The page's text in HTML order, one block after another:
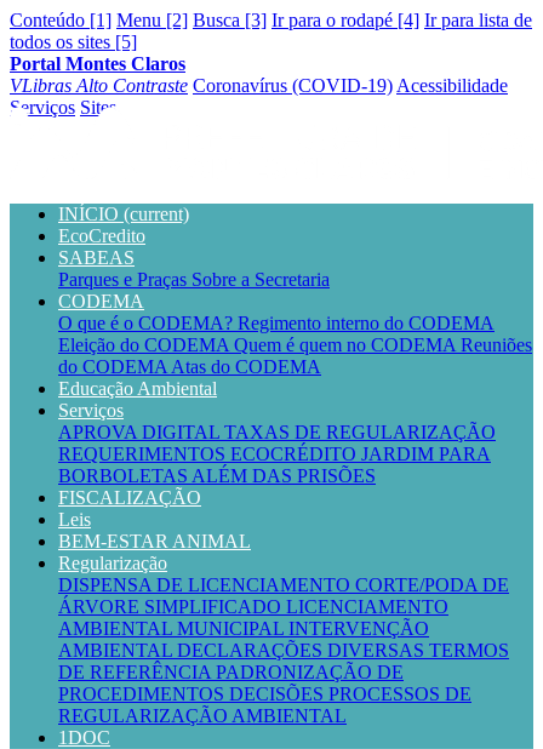
Conteúdo [1] Menu [2] Busca [3] Ir para o rodapé [4] Ir para lista de
todos os sites [5]
Portal Montes Claros
VLibras Alto Contraste Coronavírus (COVID-19) Acessibilidade
Serviços Sites
INÍCIO (current)
EcoCredito
SABEAS
Parques e Praças Sobre a Secretaria
CODEMA
O que é o CODEMA? Regimento interno do CODEMA
Eleição do CODEMA Quem é quem no CODEMA Reuniões
do CODEMA Atas do CODEMA
Educação Ambiental
Serviços
APROVA DIGITAL TAXAS DE REGULARIZAÇÃO
REQUERIMENTOS ECOCRÉDITO JARDIM PARA
BORBOLETAS ALÉM DAS PRISÕES
FISCALIZAÇÃO
Leis
BEM-ESTAR ANIMAL
Regularização
DISPENSA DE LICENCIAMENTO CORTE/PODA DE
ÁRVORE SIMPLIFICADO LICENCIAMENTO
AMBIENTAL MUNICIPAL INTERVENÇÃO
AMBIENTAL DECLARAÇÕES DIVERSAS TERMOS
DE REFERÊNCIA PADRONIZAÇÃO DE
PROCEDIMENTOS DECISÕES PROCESSOS DE
REGULARIZAÇÃO AMBIENTAL
1DOC